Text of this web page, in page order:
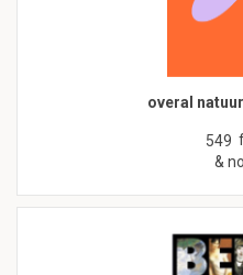
overal
549
&